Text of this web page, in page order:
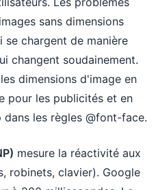
sans dimensions
se chargent de manière
changent soudainement.
dimensions d'image en
pour les publicités et en
les règles @font-face.
mesure la réactivité aux
robinets, clavier). Google